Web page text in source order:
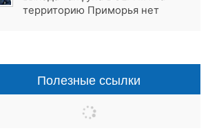
территорию Приморья нет
Полезные ссылки